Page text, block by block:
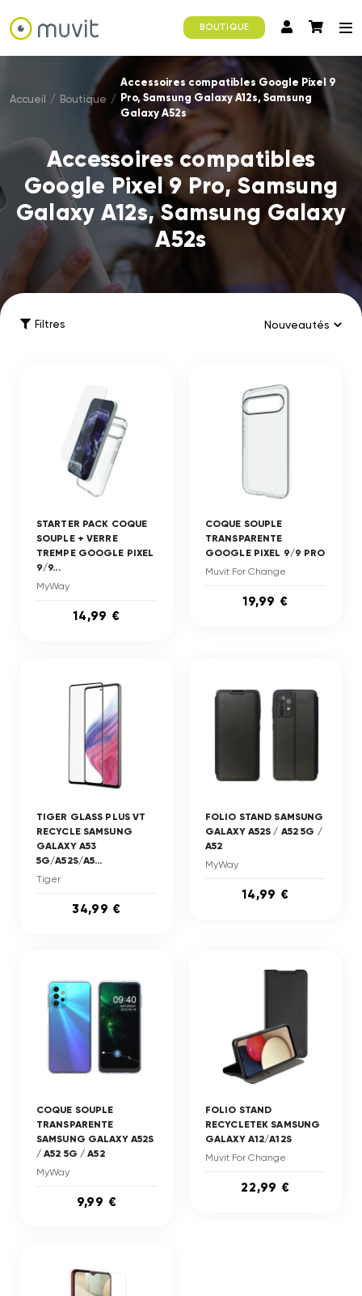
BOUTIQUE
Accueil / Boutique /
Accessoires compatibles Google Pixel 9
Pro, Samsung Galaxy A12s, Samsung
Galaxy A52s
Accessoires compatibles
Google Pixel 9 Pro, Samsung
Galaxy A12s, Samsung Galaxy
A52s
Filtres
STARTER PACK COQUE
SOUPLE + VERRE
TREMPE GOOGLE PIXEL
9/9...
MyWay
14,99 €
COQUE SOUPLE
TRANSPARENTE
GOOGLE PIXEL 9/9 PRO
Muvit For Change
19,99 €
TIGER GLASS PLUS VT
RECYCLE SAMSUNG
GALAXY A53
5G/A52S/A5...
Tiger
34,99 €
FOLIO STAND SAMSUNG
GALAXY A52S / A52 5G /
A52
MyWay
14,99 €
COQUE SOUPLE
TRANSPARENTE
SAMSUNG GALAXY A52S
/ A52 5G / A52
MyWay
9,99 €
FOLIO STAND
RECYCLETEK SAMSUNG
GALAXY A12/A12S
Muvit For Change
22,99 €